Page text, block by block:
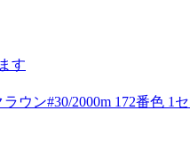
す
ウン#30/2000m 172番色 1